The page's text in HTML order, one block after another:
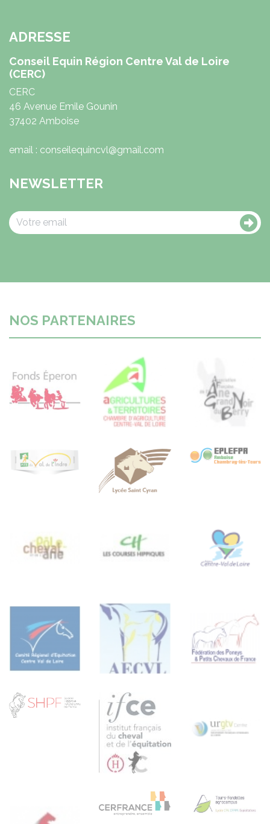
ADRESSE
Conseil Equin Région Centre Val de Loire
(CERC)
CERC
46 Avenue Emile Gounin
37402 Amboise
email : conseilequincvl@gmail.com
NEWSLETTER
NOS PARTENAIRES